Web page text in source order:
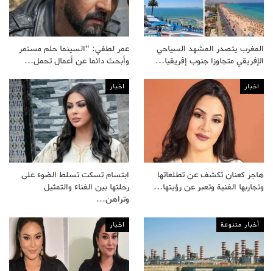
المغرب يتصدر المشهد السياحي
الإفريقي متجاوزا جنوب إفريقيا…
عمر لطفي: “السينما حلم مستمر
وأبحث دائما عن أعمال تحمل…
اخبار
هاجر كعنان تكشف عن تطلعاتها
وتجاربها الفنية وتعبر عن رؤيتها…
اخبار
ابتسام تسكت تسلط الضوء على
رحلتها بين الغناء والتمثيل
وتراهن…
أخبار متنوعة اخبار